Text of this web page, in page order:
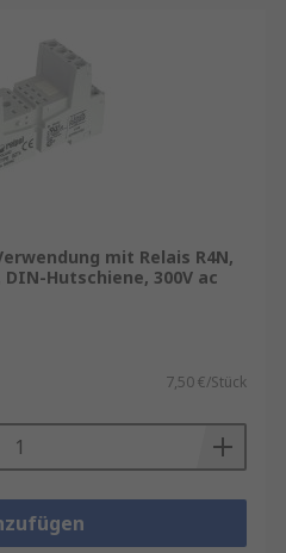
mit Relais R4N,
Hutschiene, 300V ac
7,50 €/Stück